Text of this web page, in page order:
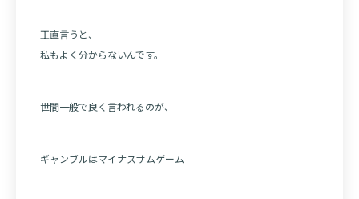
正直言うと、
私もよく分からないんです。
世間一般で良く言われるのが、
ギャンブルはマイナスサムゲーム